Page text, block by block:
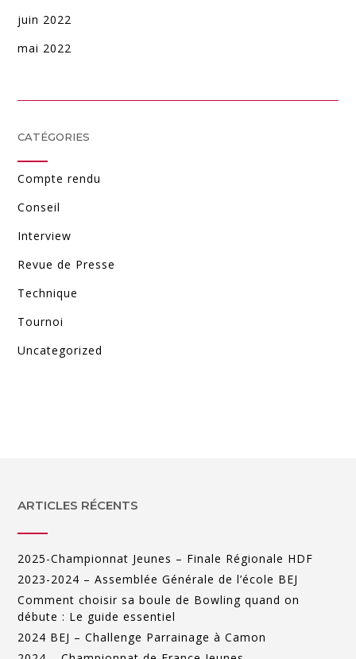
juin 2022
mai 2022
CATÉGORIES
Compte rendu
Conseil
Interview
Revue de Presse
Technique
Tournoi
Uncategorized
ARTICLES RÉCENTS
2025-Championnat Jeunes – Finale Régionale HDF
2023-2024 – Assemblée Générale de l’école BEJ
Comment choisir sa boule de Bowling quand on
débute : Le guide essentiel
2024 BEJ – Challenge Parrainage à Camon